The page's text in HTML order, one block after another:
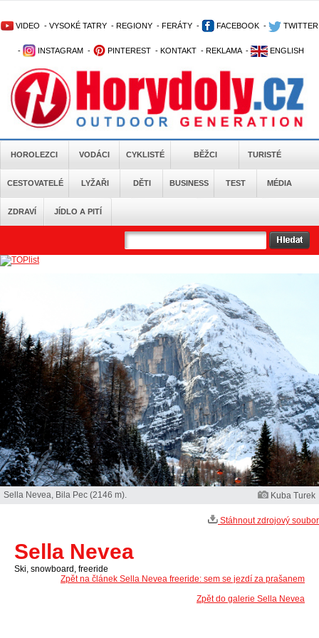
VIDEO - VYSOKÉ TATRY - REGIONY - FERÁTY - FACEBOOK - TWITTER
- INSTAGRAM - PINTEREST - KONTAKT - REKLAMA - ENGLISH
HOROLEZCI VODÁCI CYKLISTÉ BĚŽCI TURISTÉ
CESTOVATELÉ LYŽAŘI DĚTI BUSINESS TEST MÉDIA
ZDRAVÍ JÍDLO A PITÍ
Sella Nevea, Bila Pec (2146 m). Kuba Turek
Stáhnout zdrojový soubor
Sella Nevea
Ski, snowboard, freeride
Zpět na článek Sella Nevea freeride: sem se jezdí za prašanem
Zpět do galerie Sella Nevea